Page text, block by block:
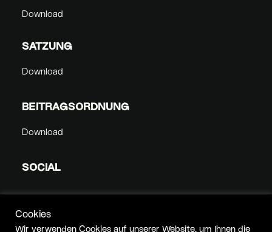
Download
SATZUNG
Download
BEITRAGSORDNUNG
Download
SOCIAL
Cookies
Wir verwenden Cookies auf unserer Website, um Ihnen die